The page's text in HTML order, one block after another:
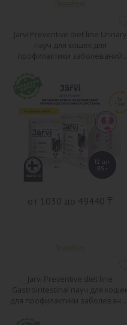
Jarvi Preventive diet line Urinary
пауч для кошек для
профилактики заболеваний
от 1030 до 49440 ₸
Jarvi Preventive diet line
Gastrointestinal пауч для кошек
для профилактики заболеваний